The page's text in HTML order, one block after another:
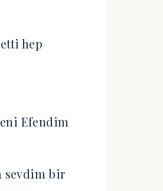
hep
Efendim
sevdim bir